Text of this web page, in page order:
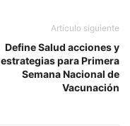
Artículo siguiente
Define Salud acciones y
estrategias para Primera
Semana Nacional de
Vacunación